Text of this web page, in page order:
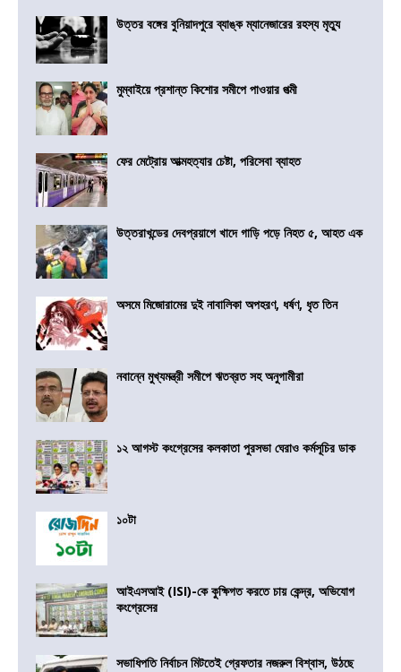
উত্তর বঙ্গের বুনিয়াদপুরে ব্যাঙ্ক ম্যানেজারের রহস্য মৃত্যু
মুম্বাইয়ে প্রশান্ত কিশোর সমীপে পাওয়ার পত্মী
ফের মেট্রোয় আত্মহত্যার চেষ্টা, পরিসেবা ব্যাহত
উত্তরাখন্ডের দেবপ্রয়াগে খাদে গাড়ি পড়ে নিহত ৫, আহত এক
অসমে মিজোরামের দুই নাবালিকা অপহরণ, ধর্ষণ, ধৃত তিন
নবান্নে মুখ্যমন্ত্রী সমীপে ঋতব্রত সহ অনুগামীরা
১২ আগস্ট কংগ্রেসের কলকাতা পুরসভা ঘেরাও কর্মসূচির ডাক
১০টা
আইএসআই (ISI)-কে কুক্ষিগত করতে চায় কেন্দ্র, অভিযোগ
কংগ্রেসের
সভাধিপতি নির্বাচন মিটতেই গ্রেফতার নজরুল বিশ্বাস, উঠছে